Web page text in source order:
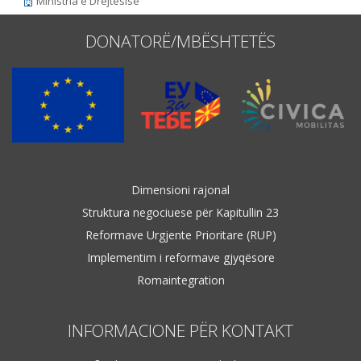
DONATORË/MBËSHTETËS
Dimensioni rajonal
Struktura negociuese për Kapitullin 23
Reformave Urgjente Prioritare (RUP)
Implementim i reformave gjyqësore
Romaintegration
INFORMACIONE PËR KONTAKT